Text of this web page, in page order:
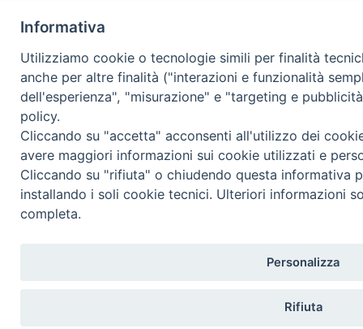
Informativa
Utilizziamo cookie o tecnologie simili per finalità
anche per altre finalità ("interazioni e funzionalità
dell'esperienza", "misurazione" e "targeting e
policy.
Cliccando su "accetta" acconsenti all'utilizzo dei
avere maggiori informazioni sui cookie utilizzati e
Cliccando su "rifiuta" o chiudendo questa informativa
installando i soli cookie tecnici. Ulteriori informazioni
completa.
Personalizza
Rifiuta